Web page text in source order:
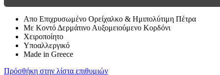
Απο Επιχρυσωμένο Ορείχαλκο & Ημιπολύτιμη Πέτρα
Με Κοντό Δερμάτινο Αυξομειούμενο Κορδόνι
Χειροποίητο
Υποαλλεργικό
Made in Greece
Πρόσθήκη στην λίστα επιθυμιών